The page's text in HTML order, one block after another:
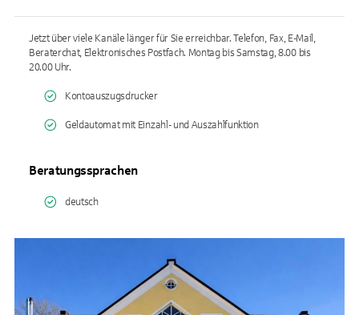
Jetzt über viele Kanäle länger für Sie erreichbar. Telefon, Fax, E-Mail,
Beraterchat, Elektronisches Postfach. Montag bis Samstag, 8.00 bis
20.00 Uhr.
Kontoauszugsdrucker
Geldautomat mit Einzahl- und Auszahlfunktion
Beratungssprachen
deutsch